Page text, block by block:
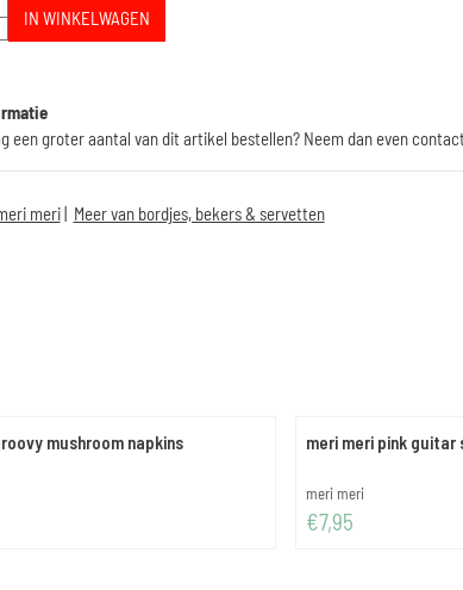
IN WINKELWAGEN
een groter aantal van dit artikel bestellen? Neem dan even
meri| Meer van bordjes, bekers & servetten
mushroom napkins meri meri pink guitar
Merk:
meri meri
Prijs: 7,95
€7,95